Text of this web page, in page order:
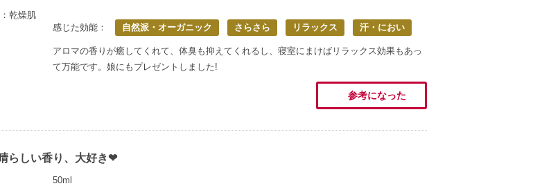
乾燥肌
感じた効能： 自然派・オーガニック さらさら リラックス 汗・におい
アロマの香りが癒してくれて、体臭も抑えてくれるし、寝室にまけばリラックス効果もあっ
て万能です。娘にもプレゼントしました!
参考になった
らしい香り、大好き❤
50ml